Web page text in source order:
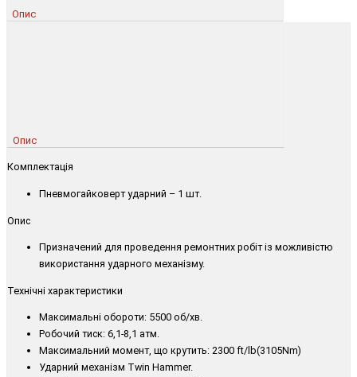
Опис
Опис
Комплектація
Пневмогайковерт ударний – 1 шт.
Опис
Призначений для проведення ремонтних робіт із можливістю
використання ударного механізму.
Технічні характеристики
Максимальні обороти: 5500 об/хв.
Робочий тиск: 6,1-8,1 атм.
Максимальний момент, що крутить: 2300 ft/lb(3105Nm)
Ударний механізм Twin Hammer.